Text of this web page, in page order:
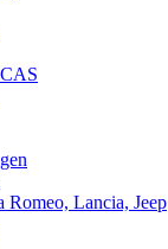
Romeo, Lancia, Jeep